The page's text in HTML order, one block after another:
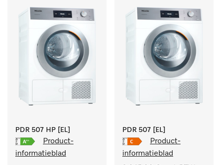
PDR 507 HP [EL]
Product-
informatieblad
PDR 507 [EL]
Product-
informatieblad